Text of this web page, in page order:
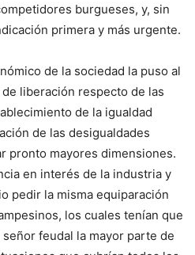
burgueses, y, sin
primera y más urgente.
de la sociedad la puso al
liberación respecto de las
de la igualdad
de las desigualdades
pronto mayores dimensiones.
en interés de la industria y
pedir la misma equiparación
los cuales tenían que
feudal la mayor parte de